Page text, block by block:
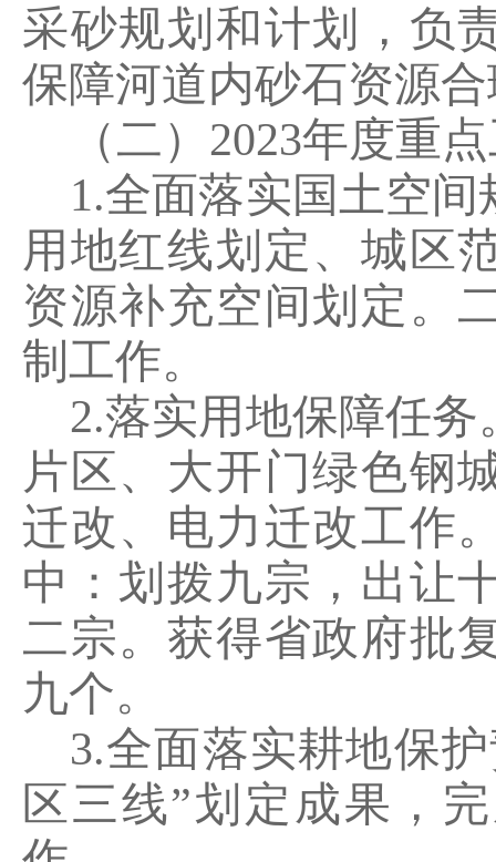
采砂规划和计划，负
保障河道内砂石资源
（二） 2023年度重
1.全面落实国土空
用地红线划定、城区
资源补充空间划定。
制工作。
2.落实用地保障任
片区、大开门绿色钢
迁改、电力迁改工作
中：划拨九宗，出让
二宗。获得省政府批
九个。
3.全面落实耕地保
区三线”划定成果，